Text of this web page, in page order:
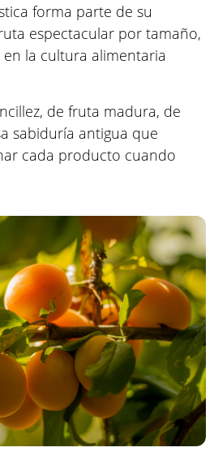
forma parte de su
espectacular por tamaño,
la cultura alimentaria
de fruta madura, de
sabiduría antigua que
cada producto cuando